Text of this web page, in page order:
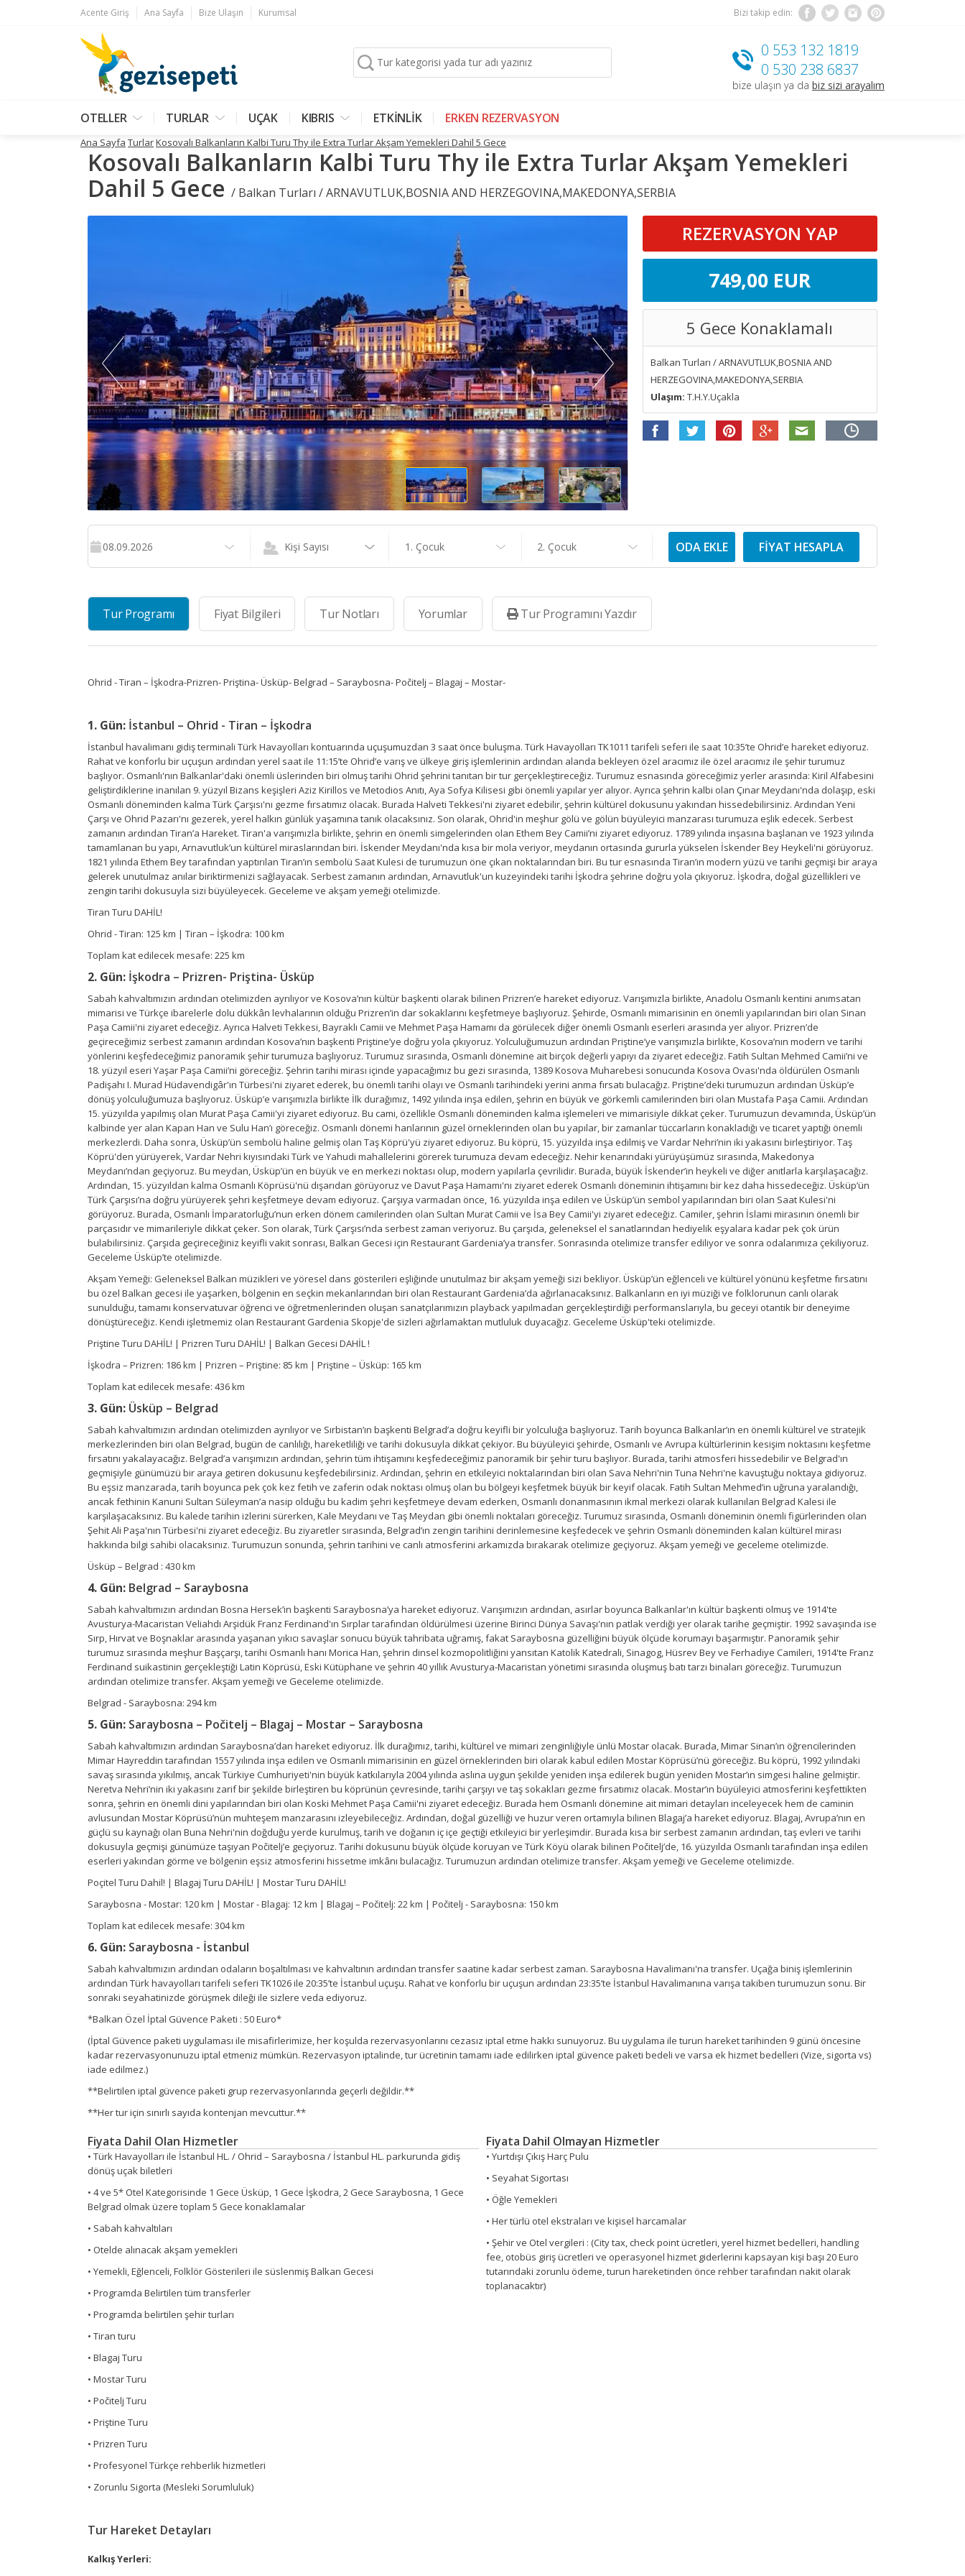
Acente Giriş Ana Sayfa Bize Ulaşın Kurumsal Bizi takip edin:
Tur kategorisi yada tur adı yazınız
0 553 132 1819
0 530 238 6837
bize ulaşın ya da biz sizi arayalım
OTELLER TURLAR UÇAK KIBRIS ETKİNLİK ERKEN REZERVASYON
Ana Sayfa TurlarKosovalı Balkanların Kalbi Turu Thy ile Extra Turlar Akşam Yemekleri Dahil 5 Gece
Kosovalı Balkanların Kalbi Turu Thy ile Extra Turlar Akşam Yemekleri
Dahil 5 Gece / Balkan Turları / ARNAVUTLUK,BOSNIA AND HERZEGOVINA,MAKEDONYA,SERBIA
REZERVASYON YAP
749,00 EUR
5 Gece Konaklamalı
Balkan Turları / ARNAVUTLUK,BOSNIA AND
HERZEGOVINA,MAKEDONYA,SERBIA
Ulaşım: T.H.Y.Uçakla
08.09.2026 Kişi Sayısı 1. Çocuk 2. Çocuk ODA EKLE FİYAT HESAPLA
Tur Programı Fiyat Bilgileri Tur Notları Yorumlar Tur Programını Yazdır
Ohrid - Tiran – İşkodra-Prizren- Priştina- Üsküp- Belgrad – Saraybosna- Počitelj – Blagaj – Mostar-
1. Gün: İstanbul – Ohrid - Tiran – İşkodra
İstanbul havalimanı gidiş terminali Türk Havayolları kontuarında uçuşumuzdan 3 saat önce buluşma. Türk Havayolları TK1011 tarifeli seferi ile saat 10:35’te Ohrid’e hareket ediyoruz.
Rahat ve konforlu bir uçuşun ardından yerel saat ile 11:15’te Ohrid’e varış ve ülkeye giriş işlemlerinin ardından alanda bekleyen özel aracımız ile özel aracımız ile şehir turumuz
başlıyor. Osmanlı'nın Balkanlar'daki önemli üslerinden biri olmuş tarihi Ohrid şehrini tanıtan bir tur gerçekleştireceğiz. Turumuz esnasında göreceğimiz yerler arasında: Kiril Alfabesini
geliştirdiklerine inanılan 9. yüzyıl Bizans keşişleri Aziz Kirillos ve Metodios Anıtı, Aya Sofya Kilisesi gibi önemli yapılar yer alıyor. Ayrıca şehrin kalbi olan Çınar Meydanı'nda dolaşıp, eski
Osmanlı döneminden kalma Türk Çarşısı'nı gezme fırsatımız olacak. Burada Halveti Tekkesi'ni ziyaret edebilir, şehrin kültürel dokusunu yakından hissedebilirsiniz. Ardından Yeni
Çarşı ve Ohrid Pazarı'nı gezerek, yerel halkın günlük yaşamına tanık olacaksınız. Son olarak, Ohrid'in meşhur gölü ve gölün büyüleyici manzarası turumuza eşlik edecek. Serbest
zamanın ardından Tiran’a Hareket. Tiran'a varışımızla birlikte, şehrin en önemli simgelerinden olan Ethem Bey Camii’ni ziyaret ediyoruz. 1789 yılında inşasına başlanan ve 1923 yılında
tamamlanan bu yapı, Arnavutluk’un kültürel miraslarından biri. İskender Meydanı'nda kısa bir mola veriyor, meydanın ortasında gururla yükselen İskender Bey Heykeli'ni görüyoruz.
1821 yılında Ethem Bey tarafından yaptırılan Tiran’ın sembolü Saat Kulesi de turumuzun öne çıkan noktalarından biri. Bu tur esnasında Tiran’ın modern yüzü ve tarihi geçmişi bir araya
gelerek unutulmaz anılar biriktirmenizi sağlayacak. Serbest zamanın ardından, Arnavutluk'un kuzeyindeki tarihi İşkodra şehrine doğru yola çıkıyoruz. İşkodra, doğal güzellikleri ve
zengin tarihi dokusuyla sizi büyüleyecek. Geceleme ve akşam yemeği otelimizde.
Tiran Turu DAHİL!
Ohrid - Tiran: 125 km | Tiran – İşkodra: 100 km
Toplam kat edilecek mesafe: 225 km
2. Gün: İşkodra – Prizren- Priştina- Üsküp
Sabah kahvaltımızın ardından otelimizden ayrılıyor ve Kosova’nın kültür başkenti olarak bilinen Prizren’e hareket ediyoruz. Varışımızla birlikte, Anadolu Osmanlı kentini anımsatan
mimarisi ve Türkçe ibarelerle dolu dükkân levhalarının olduğu Prizren’in dar sokaklarını keşfetmeye başlıyoruz. Şehirde, Osmanlı mimarisinin en önemli yapılarından biri olan Sinan
Paşa Camii'ni ziyaret edeceğiz. Ayrıca Halveti Tekkesi, Bayraklı Camii ve Mehmet Paşa Hamamı da görülecek diğer önemli Osmanlı eserleri arasında yer alıyor. Prizren’de
geçireceğimiz serbest zamanın ardından Kosova’nın başkenti Priştine’ye doğru yola çıkıyoruz. Yolculuğumuzun ardından Priştine’ye varışımızla birlikte, Kosova’nın modern ve tarihi
yönlerini keşfedeceğimiz panoramik şehir turumuza başlıyoruz. Turumuz sırasında, Osmanlı dönemine ait birçok değerli yapıyı da ziyaret edeceğiz. Fatih Sultan Mehmed Camii’ni ve
18. yüzyıl eseri Yaşar Paşa Camii’ni göreceğiz. Şehrin tarihi mirası içinde yapacağımız bu gezi sırasında, 1389 Kosova Muharebesi sonucunda Kosova Ovası'nda öldürülen Osmanlı
Padişahı I. Murad Hüdavendigâr'ın Türbesi'ni ziyaret ederek, bu önemli tarihi olayı ve Osmanlı tarihindeki yerini anma fırsatı bulacağız. Priştine’deki turumuzun ardından Üsküp’e
dönüş yolculuğumuza başlıyoruz. Üsküp’e varışımızla birlikte İlk durağımız, 1492 yılında inşa edilen, şehrin en büyük ve görkemli camilerinden biri olan Mustafa Paşa Camii. Ardından
15. yüzyılda yapılmış olan Murat Paşa Camii'yi ziyaret ediyoruz. Bu cami, özellikle Osmanlı döneminden kalma işlemeleri ve mimarisiyle dikkat çeker. Turumuzun devamında, Üsküp’ün
kalbinde yer alan Kapan Han ve Sulu Han’ı göreceğiz. Osmanlı dönemi hanlarının güzel örneklerinden olan bu yapılar, bir zamanlar tüccarların konakladığı ve ticaret yaptığı önemli
merkezlerdi. Daha sonra, Üsküp’ün sembolü haline gelmiş olan Taş Köprü'yü ziyaret ediyoruz. Bu köprü, 15. yüzyılda inşa edilmiş ve Vardar Nehri’nin iki yakasını birleştiriyor. Taş
Köprü'den yürüyerek, Vardar Nehri kıyısındaki Türk ve Yahudi mahallelerini görerek turumuza devam edeceğiz. Nehir kenarındaki yürüyüşümüz sırasında, Makedonya
Meydanı’ndan geçiyoruz. Bu meydan, Üsküp’ün en büyük ve en merkezi noktası olup, modern yapılarla çevrilidir. Burada, büyük İskender’in heykeli ve diğer anıtlarla karşılaşacağız.
Ardından, 15. yüzyıldan kalma Osmanlı Köprüsü'nü dışarıdan görüyoruz ve Davut Paşa Hamamı'nı ziyaret ederek Osmanlı döneminin ihtişamını bir kez daha hissedeceğiz. Üsküp’ün
Türk Çarşısı’na doğru yürüyerek şehri keşfetmeye devam ediyoruz. Çarşıya varmadan önce, 16. yüzyılda inşa edilen ve Üsküp’ün sembol yapılarından biri olan Saat Kulesi'ni
görüyoruz. Burada, Osmanlı İmparatorluğu’nun erken dönem camilerinden olan Sultan Murat Camii ve İsa Bey Camii'yi ziyaret edeceğiz. Camiler, şehrin İslami mirasının önemli bir
parçasıdır ve mimarileriyle dikkat çeker. Son olarak, Türk Çarşısı’nda serbest zaman veriyoruz. Bu çarşıda, geleneksel el sanatlarından hediyelik eşyalara kadar pek çok ürün
bulabilirsiniz. Çarşıda geçireceğiniz keyifli vakit sonrası, Balkan Gecesi için Restaurant Gardenia’ya transfer. Sonrasında otelimize transfer ediliyor ve sonra odalarımıza çekiliyoruz.
Geceleme Üsküp’te otelimizde.
Akşam Yemeği: Geleneksel Balkan müzikleri ve yöresel dans gösterileri eşliğinde unutulmaz bir akşam yemeği sizi bekliyor. Üsküp’ün eğlenceli ve kültürel yönünü keşfetme fırsatını
bu özel Balkan gecesi ile yaşarken, bölgenin en seçkin mekanlarından biri olan Restaurant Gardenia’da ağırlanacaksınız. Balkanların en iyi müziği ve folklorunun canlı olarak
sunulduğu, tamamı konservatuvar öğrenci ve öğretmenlerinden oluşan sanatçılarımızın playback yapılmadan gerçekleştirdiği performanslarıyla, bu geceyi otantik bir deneyime
dönüştüreceğiz. Kendi işletmemiz olan Restaurant Gardenia Skopje'de sizleri ağırlamaktan mutluluk duyacağız. Geceleme Üsküp'teki otelimizde.
Priştine Turu DAHİL! | Prizren Turu DAHİL! | Balkan Gecesi DAHİL !
İşkodra – Prizren: 186 km | Prizren – Priştine: 85 km | Priştine – Üsküp: 165 km
Toplam kat edilecek mesafe: 436 km
3. Gün: Üsküp – Belgrad
Sabah kahvaltımızın ardından otelimizden ayrılıyor ve Sırbistan’ın başkenti Belgrad’a doğru keyifli bir yolculuğa başlıyoruz. Tarih boyunca Balkanlar’ın en önemli kültürel ve stratejik
merkezlerinden biri olan Belgrad, bugün de canlılığı, hareketliliği ve tarihi dokusuyla dikkat çekiyor. Bu büyüleyici şehirde, Osmanlı ve Avrupa kültürlerinin kesişim noktasını keşfetme
fırsatını yakalayacağız. Belgrad’a varışımızın ardından, şehrin tüm ihtişamını keşfedeceğimiz panoramik bir şehir turu başlıyor. Burada, tarihi atmosferi hissedebilir ve Belgrad'ın
geçmişiyle günümüzü bir araya getiren dokusunu keşfedebilirsiniz. Ardından, şehrin en etkileyici noktalarından biri olan Sava Nehri'nin Tuna Nehri'ne kavuştuğu noktaya gidiyoruz.
Bu eşsiz manzarada, tarih boyunca pek çok kez fetih ve zaferin odak noktası olmuş olan bu bölgeyi keşfetmek büyük bir keyif olacak. Fatih Sultan Mehmed’in uğruna yaralandığı,
ancak fethinin Kanuni Sultan Süleyman’a nasip olduğu bu kadim şehri keşfetmeye devam ederken, Osmanlı donanmasının ikmal merkezi olarak kullanılan Belgrad Kalesi ile
karşılaşacaksınız. Bu kalede tarihin izlerini sürerken, Kale Meydanı ve Taş Meydan gibi önemli noktaları göreceğiz. Turumuz sırasında, Osmanlı döneminin önemli figürlerinden olan
Şehit Ali Paşa'nın Türbesi'ni ziyaret edeceğiz. Bu ziyaretler sırasında, Belgrad’ın zengin tarihini derinlemesine keşfedecek ve şehrin Osmanlı döneminden kalan kültürel mirası
hakkında bilgi sahibi olacaksınız. Turumuzun sonunda, şehrin tarihini ve canlı atmosferini arkamızda bırakarak otelimize geçiyoruz. Akşam yemeği ve geceleme otelimizde.
Üsküp – Belgrad : 430 km
4. Gün: Belgrad – Saraybosna
Sabah kahvaltımızın ardından Bosna Hersek’in başkenti Saraybosna’ya hareket ediyoruz. Varışımızın ardından, asırlar boyunca Balkanlar'ın kültür başkenti olmuş ve 1914'te
Avusturya-Macaristan Veliahdı Arşidük Franz Ferdinand'ın Sırplar tarafından öldürülmesi üzerine Birinci Dünya Savaşı'nın patlak verdiği yer olarak tarihe geçmiştir. 1992 savaşında ise
Sırp, Hırvat ve Boşnaklar arasında yaşanan yıkıcı savaşlar sonucu büyük tahribata uğramış, fakat Saraybosna güzelliğini büyük ölçüde korumayı başarmıştır. Panoramik şehir
turumuz sırasında meşhur Başçarşı, tarihi Osmanlı hanı Morica Han, şehrin dinsel kozmopolitliğini yansıtan Katolik Katedrali, Sinagog, Hüsrev Bey ve Ferhadiye Camileri, 1914'te Franz
Ferdinand suikastinin gerçekleştiği Latin Köprüsü, Eski Kütüphane ve şehrin 40 yıllık Avusturya-Macaristan yönetimi sırasında oluşmuş batı tarzı binaları göreceğiz. Turumuzun
ardından otelimize transfer. Akşam yemeği ve Geceleme otelimizde.
Belgrad - Saraybosna: 294 km
5. Gün: Saraybosna – Počitelj – Blagaj – Mostar – Saraybosna
Sabah kahvaltımızın ardından Saraybosna’dan hareket ediyoruz. İlk durağımız, tarihi, kültürel ve mimari zenginliğiyle ünlü Mostar olacak. Burada, Mimar Sinan’ın öğrencilerinden
Mimar Hayreddin tarafından 1557 yılında inşa edilen ve Osmanlı mimarisinin en güzel örneklerinden biri olarak kabul edilen Mostar Köprüsü’nü göreceğiz. Bu köprü, 1992 yılındaki
savaş sırasında yıkılmış, ancak Türkiye Cumhuriyeti'nin büyük katkılarıyla 2004 yılında aslına uygun şekilde yeniden inşa edilerek bugün yeniden Mostar’ın simgesi haline gelmiştir.
Neretva Nehri’nin iki yakasını zarif bir şekilde birleştiren bu köprünün çevresinde, tarihi çarşıyı ve taş sokakları gezme fırsatımız olacak. Mostar’ın büyüleyici atmosferini keşfettikten
sonra, şehrin en önemli dini yapılarından biri olan Koski Mehmet Paşa Camii'ni ziyaret edeceğiz. Burada hem Osmanlı dönemine ait mimari detayları inceleyecek hem de caminin
avlusundan Mostar Köprüsü’nün muhteşem manzarasını izleyebileceğiz. Ardından, doğal güzelliği ve huzur veren ortamıyla bilinen Blagaj’a hareket ediyoruz. Blagaj, Avrupa’nın en
güçlü su kaynağı olan Buna Nehri'nin doğduğu yerde kurulmuş, tarih ve doğanın iç içe geçtiği etkileyici bir yerleşimdir. Burada kısa bir serbest zamanın ardından, taş evleri ve tarihi
dokusuyla geçmişi günümüze taşıyan Počitelj’e geçiyoruz. Tarihi dokusunu büyük ölçüde koruyan ve Türk Köyü olarak bilinen Počitelj’de, 16. yüzyılda Osmanlı tarafından inşa edilen
eserleri yakından görme ve bölgenin eşsiz atmosferini hissetme imkânı bulacağız. Turumuzun ardından otelimize transfer. Akşam yemeği ve Geceleme otelimizde.
Poçitel Turu Dahil! | Blagaj Turu DAHİL! | Mostar Turu DAHİL!
Saraybosna - Mostar: 120 km | Mostar - Blagaj: 12 km | Blagaj – Počitelj: 22 km | Počitelj - Saraybosna: 150 km
Toplam kat edilecek mesafe: 304 km
6. Gün: Saraybosna - İstanbul
Sabah kahvaltımızın ardından odaların boşaltılması ve kahvaltının ardından transfer saatine kadar serbest zaman. Saraybosna Havalimanı'na transfer. Uçağa biniş işlemlerinin
ardından Türk havayolları tarifeli seferi TK1026 ile 20:35’te İstanbul uçuşu. Rahat ve konforlu bir uçuşun ardından 23:35’te İstanbul Havalimanına varışa takiben turumuzun sonu. Bir
sonraki seyahatinizde görüşmek dileği ile sizlere veda ediyoruz.
*Balkan Özel İptal Güvence Paketi : 50 Euro*
(İptal Güvence paketi uygulaması ile misafirlerimize, her koşulda rezervasyonlarını cezasız iptal etme hakkı sunuyoruz. Bu uygulama ile turun hareket tarihinden 9 günü öncesine
kadar rezervasyonunuzu iptal etmeniz mümkün. Rezervasyon iptalinde, tur ücretinin tamamı iade edilirken iptal güvence paketi bedeli ve varsa ek hizmet bedelleri (Vize, sigorta vs)
iade edilmez.)
**Belirtilen iptal güvence paketi grup rezervasyonlarında geçerli değildir.**
**Her tur için sınırlı sayıda kontenjan mevcuttur.**
Fiyata Dahil Olan Hizmetler
• Türk Havayolları ile İstanbul HL. / Ohrid – Saraybosna / İstanbul HL. parkurunda gidiş
dönüş uçak biletleri
• 4 ve 5* Otel Kategorisinde 1 Gece Üsküp, 1 Gece İşkodra, 2 Gece Saraybosna, 1 Gece
Belgrad olmak üzere toplam 5 Gece konaklamalar
• Sabah kahvaltıları
• Otelde alınacak akşam yemekleri
• Yemekli, Eğlenceli, Folklör Gösterileri ile süslenmiş Balkan Gecesi
• Programda Belirtilen tüm transferler
• Programda belirtilen şehir turları
• Tiran turu
• Blagaj Turu
• Mostar Turu
• Počitelj Turu
• Priştine Turu
• Prizren Turu
• Profesyonel Türkçe rehberlik hizmetleri
• Zorunlu Sigorta (Mesleki Sorumluluk)
Fiyata Dahil Olmayan Hizmetler
• Yurtdışı Çıkış Harç Pulu
• Seyahat Sigortası
• Öğle Yemekleri
• Her türlü otel ekstraları ve kişisel harcamalar
• Şehir ve Otel vergileri : (City tax, check point ücretleri, yerel hizmet bedelleri, handling
fee, otobüs giriş ücretleri ve operasyonel hizmet giderlerini kapsayan kişi başı 20 Euro
tutarındaki zorunlu ödeme, turun hareketinden önce rehber tarafından nakit olarak
toplanacaktır)
Tur Hareket Detayları
Kalkış Yerleri: